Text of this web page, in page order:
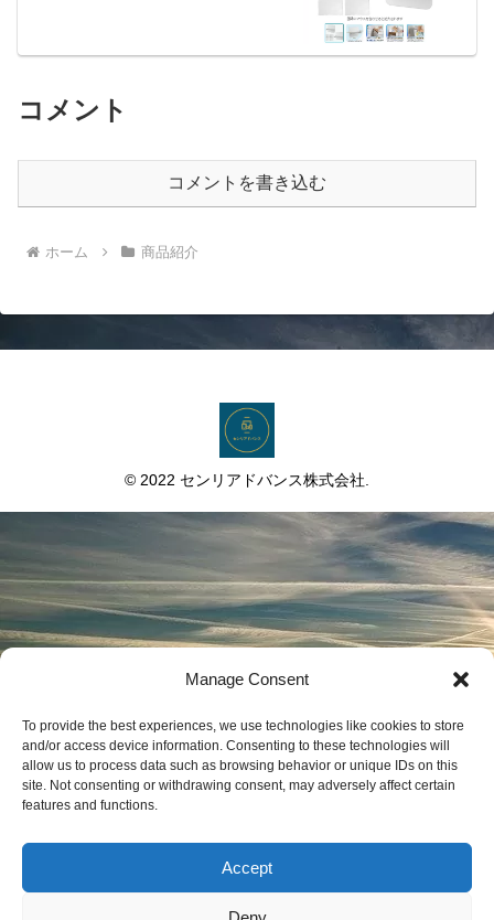
Manage Consent
To provide the best experiences, we use technologies like cookies to store
and/or access device information. Consenting to these technologies will
allow us to process data such as browsing behavior or unique IDs on this
site. Not consenting or withdrawing consent, may adversely affect certain
features and functions.
Accept
コメント
コメントを書き込む
ホーム 商品紹介
© 2022 センリアドバンス株式会社.